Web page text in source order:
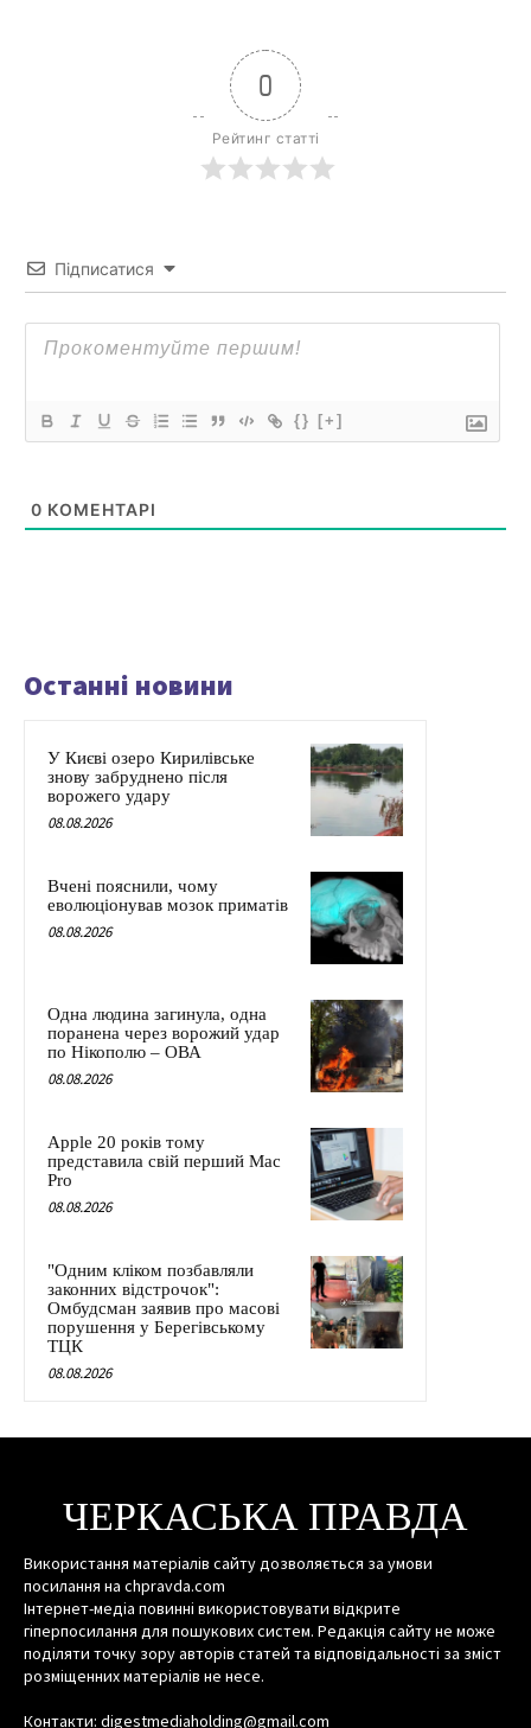
0
Рейтинг статті
Підписатися
{} [+]
0 КОМЕНТАРІ
Останні новини
У Києві озеро Кирилівське
знову забруднено після
ворожего удару
08.08.2026
Вчені пояснили, чому
еволюціонував мозок приматів
08.08.2026
Одна людина загинула, одна
поранена через ворожий удар
по Нікополю – ОВА
08.08.2026
Apple 20 років тому
представила свій перший Mac
Pro
08.08.2026
"Одним кліком позбавляли
законних відстрочок":
Омбудсман заявив про масові
порушення у Берегівському
ТЦК
08.08.2026
ЧЕРКАСЬКА ПРАВДА
Використання матеріалів сайту дозволяється за умови
посилання на chpravda.com
Інтернет-медіа повинні використовувати відкрите
гіперпосилання для пошукових систем. Редакція сайту не може
поділяти точку зору авторів статей та відповідальності за зміст
розміщенних матеріалів не несе.
Контакти: digestmediaholding@gmail.com